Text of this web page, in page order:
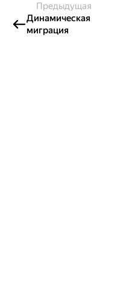
Предыдущая
Динамическая
миграция